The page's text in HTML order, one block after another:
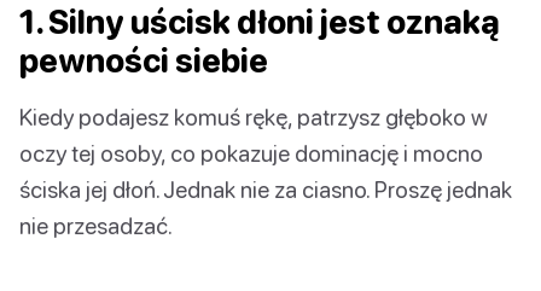
1. Silny uścisk dłoni jest oznaką
pewności siebie
Kiedy podajesz komuś rękę, patrzysz głęboko w
oczy tej osoby, co pokazuje dominację i mocno
ściska jej dłoń. Jednak nie za ciasno. Proszę jednak
nie przesadzać.